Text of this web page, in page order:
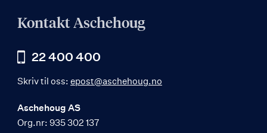
Kontakt Aschehoug
22 400 400
Skriv til oss: epost@aschehoug.no
Aschehoug AS
Org.nr: 935 302 137